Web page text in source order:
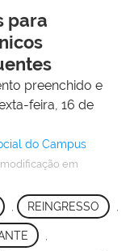
para
preenchido e
feira, 16 de
do Campus
em
REINGRESSO